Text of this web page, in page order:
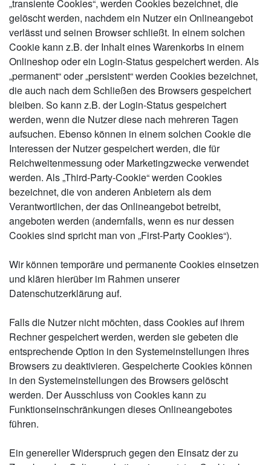
„transiente Cookies“, werden Cookies bezeichnet, die
gelöscht werden, nachdem ein Nutzer ein Onlineangebot
verlässt und seinen Browser schließt. In einem solchen
Cookie kann z.B. der Inhalt eines Warenkorbs in einem
Onlineshop oder ein Login-Status gespeichert werden. Als
„permanent“ oder „persistent“ werden Cookies bezeichnet,
die auch nach dem Schließen des Browsers gespeichert
bleiben. So kann z.B. der Login-Status gespeichert
werden, wenn die Nutzer diese nach mehreren Tagen
aufsuchen. Ebenso können in einem solchen Cookie die
Interessen der Nutzer gespeichert werden, die für
Reichweitenmessung oder Marketingzwecke verwendet
werden. Als „Third-Party-Cookie“ werden Cookies
bezeichnet, die von anderen Anbietern als dem
Verantwortlichen, der das Onlineangebot betreibt,
angeboten werden (andernfalls, wenn es nur dessen
Cookies sind spricht man von „First-Party Cookies“).
Wir können temporäre und permanente Cookies einsetzen
und klären hierüber im Rahmen unserer
Datenschutzerklärung auf.
Falls die Nutzer nicht möchten, dass Cookies auf ihrem
Rechner gespeichert werden, werden sie gebeten die
entsprechende Option in den Systemeinstellungen ihres
Browsers zu deaktivieren. Gespeicherte Cookies können
in den Systemeinstellungen des Browsers gelöscht
werden. Der Ausschluss von Cookies kann zu
Funktionseinschränkungen dieses Onlineangebotes
führen.
Ein genereller Widerspruch gegen den Einsatz der zu